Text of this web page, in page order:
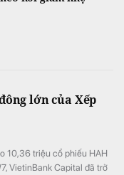
lớn của Xếp
10,36 triệu cổ phiếu HAH
VietinBank Capital đã trở